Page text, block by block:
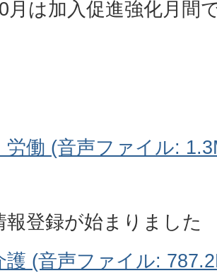
月は加入促進強化月
労働 (音声ファイル:
報登録が始まりました
護 (音声ファイル: